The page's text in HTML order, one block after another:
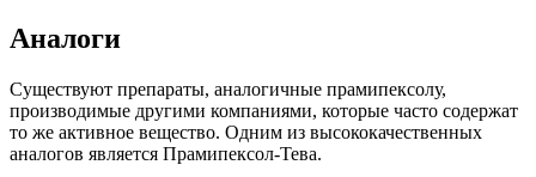
Аналоги
Существуют препараты, аналогичные прамипексолу,
производимые другими компаниями, которые часто содержат
то же активное вещество. Одним из высококачественных
аналогов является Прамипексол-Тева.